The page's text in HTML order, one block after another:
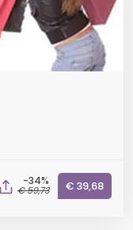
-34%
€ 59,73 € 39,68